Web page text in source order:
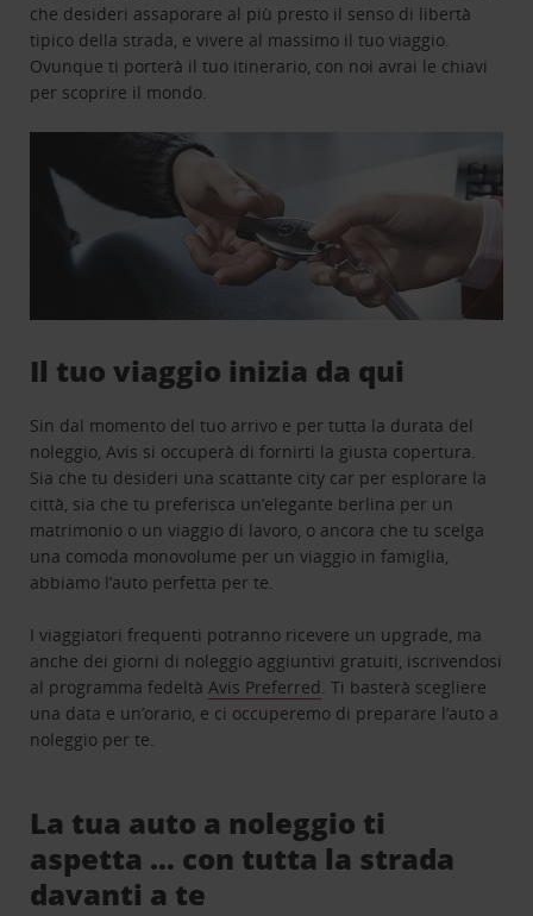
che desideri assaporare al più presto il senso di libertà
tipico della strada, e vivere al massimo il tuo viaggio.
Ovunque ti porterà il tuo itinerario, con noi avrai le chiavi
per scoprire il mondo.
Il tuo viaggio inizia da qui
Sin dal momento del tuo arrivo e per tutta la durata del
noleggio, Avis si occuperà di fornirti la giusta copertura.
Sia che tu desideri una scattante city car per esplorare la
città, sia che tu preferisca un’elegante berlina per un
matrimonio o un viaggio di lavoro, o ancora che tu scelga
una comoda monovolume per un viaggio in famiglia,
abbiamo l’auto perfetta per te.
I viaggiatori frequenti potranno ricevere un upgrade, ma
anche dei giorni di noleggio aggiuntivi gratuiti, iscrivendosi
al programma fedeltàAvis Preferred. Ti basterà scegliere
una data e un’orario, e ci occuperemo di preparare l’auto a
noleggio per te.
La tua auto a noleggio ti
aspetta … con tutta la strada
davanti a te